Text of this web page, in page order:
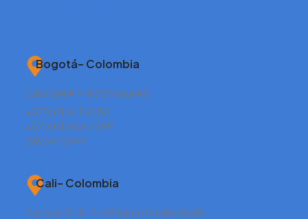
Bogotá– Colombia
Calle 134 # 7-83 Oficina 451
+57 (601) 615 8180
+57 (601) 626 2299
318 347 0749
Cali– Colombia
Carrera 101 # 17-69 Barrio Ciudad Jardín